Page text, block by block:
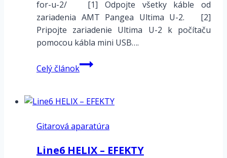
for-u-2/ [1] Odpojte všetky káble od
zariadenia AMT Pangea Ultima U-2. [2]
Pripojte zariadenie Ultima U-2 k počítaču
pomocou kábla mini USB….
Celý článokAMT
Pangea
U2
pokyny
aktualizáciu
Gitarová aparatúra
Line6 HELIX – EFEKTY